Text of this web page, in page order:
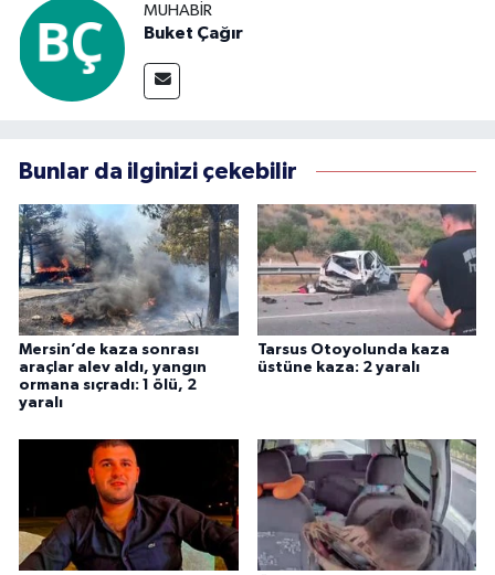
MUHABIR
Buket Çağır
Bunlar da ilginizi çekebilir
Mersin’de kaza sonrası
araçlar alev aldı, yangın
ormana sıçradı: 1 ölü, 2
yaralı
Tarsus Otoyolunda kaza
üstüne kaza: 2 yaralı